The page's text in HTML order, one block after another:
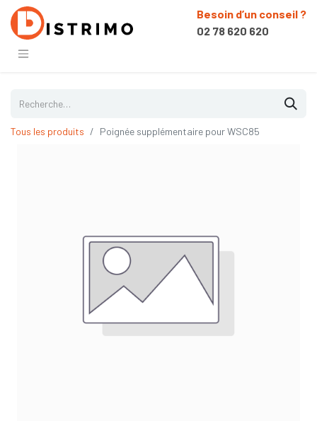
Besoin d’un conseil ?
02 78 620 620
Tous les produits Poignée supplémentaire pour WSC85